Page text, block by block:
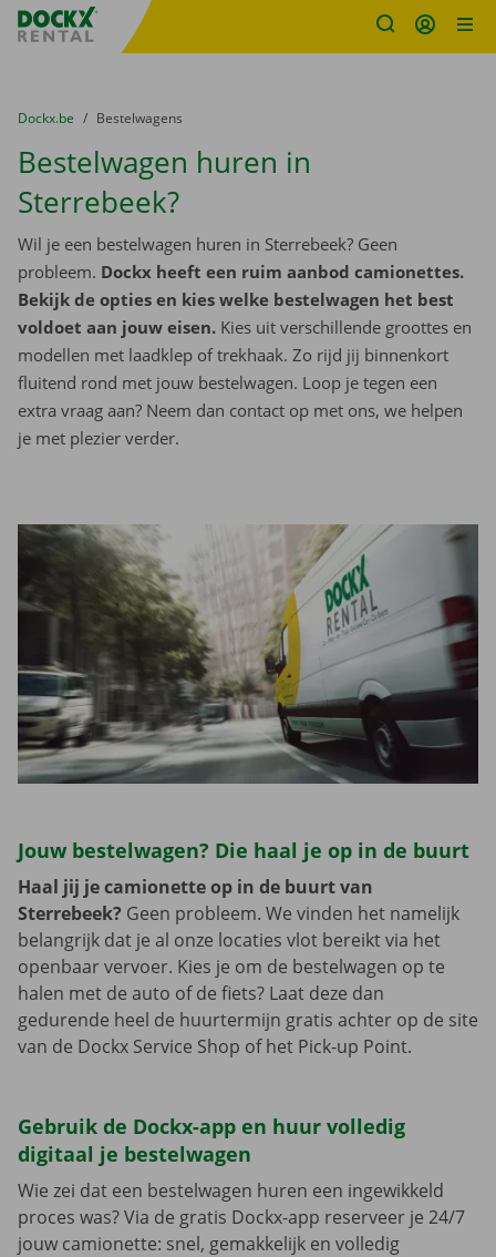
Fratello DEMO
U bevindt zich hier:
van
Dockx.be naar
Bestelwagens
Bestelwagen huren in
Sterrebeek?
Wil je een bestelwagen huren in Sterrebeek? Geen
probleem. Dockx heeft een ruim aanbod camionettes.
Bekijk de opties en kies welke bestelwagen het best
voldoet aan jouw eisen. Kies uit verschillende groottes en
modellen met laadklep of trekhaak. Zo rijd jij binnenkort
fluitend rond met jouw bestelwagen. Loop je tegen een
extra vraag aan? Neem dan contact op met ons, we helpen
je met plezier verder.
Jouw bestelwagen? Die haal je op in de buurt
Haal jij je camionette op in de buurt van
Sterrebeek? Geen probleem. We vinden het namelijk
belangrijk dat je al onze locaties vlot bereikt via het
openbaar vervoer. Kies je om de bestelwagen op te
halen met de auto of de fiets? Laat deze dan
gedurende heel de huurtermijn gratis achter op de site
van de Dockx Service Shop of het Pick-up Point.
Gebruik de Dockx-app en huur volledig
digitaal je bestelwagen
Wie zei dat een bestelwagen huren een ingewikkeld
proces was? Via de gratis Dockx-app reserveer je 24/7
jouw camionette: snel, gemakkelijk en volledig